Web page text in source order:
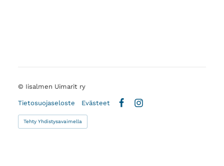
© Iisalmen Uimarit ry
Tietosuojaseloste
Evästeet
Tehty Yhdistysavaimella